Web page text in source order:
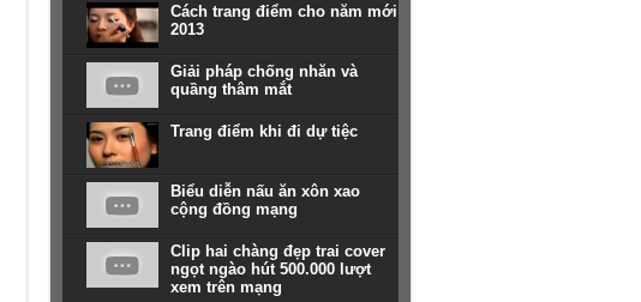
Cách trang điểm cho năm mới
2013
Giải pháp chống nhăn và
quầng thâm mắt
Trang điểm khi đi dự tiệc
Biểu diễn nấu ăn xôn xao
cộng đồng mạng
Clip hai chàng đẹp trai cover
ngọt ngào hút 500.000 lượt
xem trên mạng